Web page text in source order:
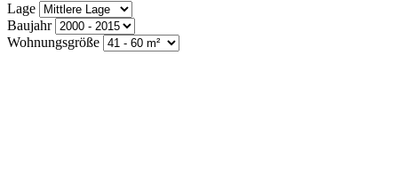
Lage
Baujahr
Wohnungsgröße